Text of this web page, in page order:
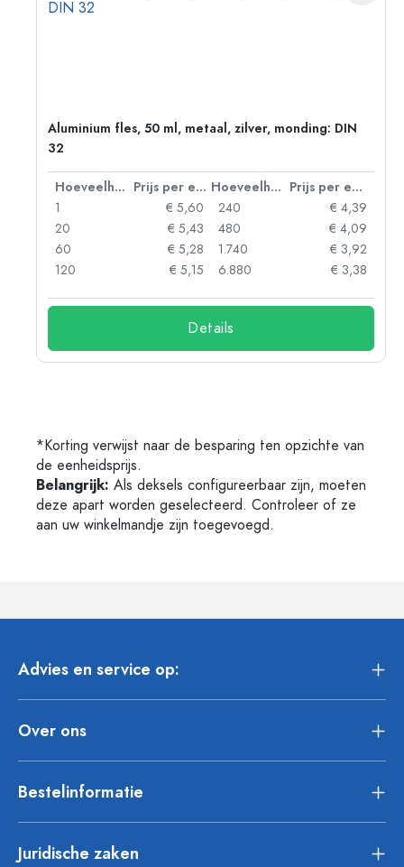
Aluminium fles, 50 ml, metaal, zilver, monding: DIN
32
Hoeveelheid Prijs per eenheid Hoeveelheid
Prijs per eenheid
1
€ 5,60
20
€ 5,43
60
€ 5,28
120
€ 5,15
240
€ 4,39
480
€ 4,09
1.740
€ 3,92
6.880
€ 3,38
Details
*Korting verwijst naar de besparing ten opzichte van
de eenheidsprijs.
Belangrijk: Als deksels configureerbaar zijn, moeten
deze apart worden geselecteerd. Controleer of ze
aan uw winkelmandje zijn toegevoegd.
Advies en service op:
Over ons
Bestelinformatie
Juridische zaken